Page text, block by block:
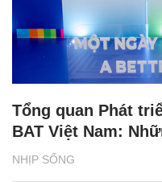
NHỊP SỐNG
Tổng quan Phát
BAT Việt Nam: